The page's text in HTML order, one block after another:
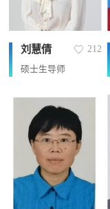
刘慧倩 212
硕士生导师